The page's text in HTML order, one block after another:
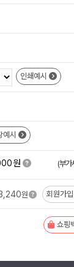
인쇄예시
예시
원 (부가
원 회원가입
쇼핑